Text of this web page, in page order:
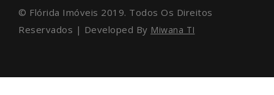
© Flórida Imóveis 2019. Todos Os Direitos
Reservados | Developed By Miwana TI